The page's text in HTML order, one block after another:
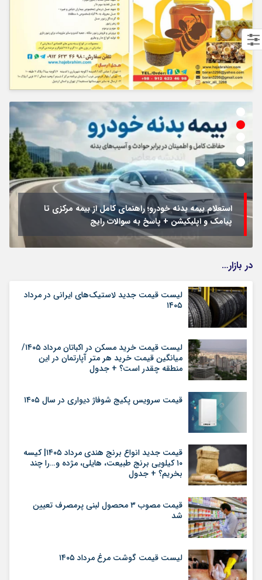
استعلام بیمه بدنه خودرو؛ راهنمای کامل از بیمه مرکزی تا
پیامک و اپلیکیشن + پاسخ به سوالات رایج
در بازار…
لیست قیمت جدید لاستیک‌های ایرانی در مرداد
۱۴۰۵
لیست قیمت خرید مسکن در اکباتان مرداد ۱۴۰۵/
میانگین قیمت خرید هر متر آپارتمان در این
منطقه چقدر است؟ + جدول
قیمت سرویس پکیج شوفاژ دیواری در سال ۱۴۰۵
قیمت جدید انواع برنج هندی مرداد ۱۴۰۵| کیسه
۱۰ کیلویی برنج طبیعت، هایلی، مژده و…را چند
بخریم؟ + جدول
قیمت مصوب ۳ محصول لبنی پرمصرف تعیین
شد
لیست قیمت گوشت مرغ مرداد ۱۴۰۵